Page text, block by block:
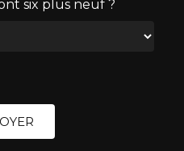
six plus neuf ?